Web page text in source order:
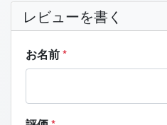
レビューを書く
お名前*